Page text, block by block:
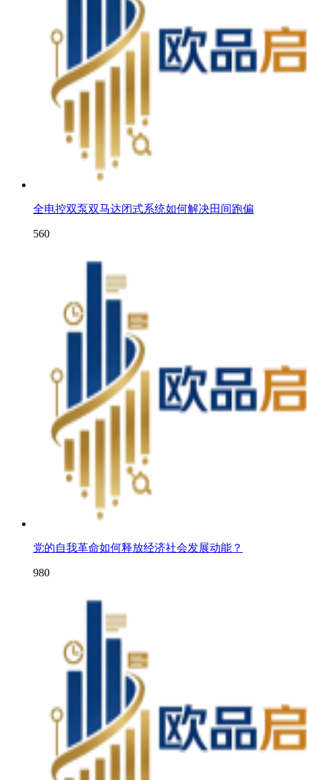
全电控双泵双马达闭式系统如何解决田间跑偏
560
党的自我革命如何释放经济社会发展动能？
980